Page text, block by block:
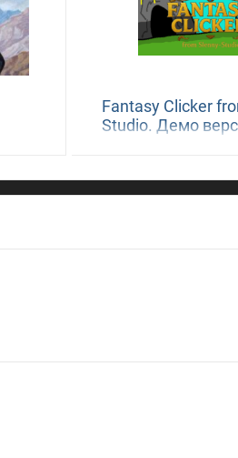
Fantasy Clicker
Studio. Демо